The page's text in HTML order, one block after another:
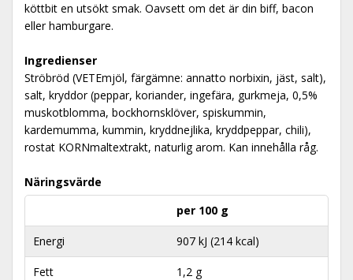
köttbit en utsökt smak. Oavsett om det är din biff, bacon
eller hamburgare.
Ingredienser
Ströbröd (VETEmjöl, färgämne: annatto norbixin, jäst, salt),
salt, kryddor (peppar, koriander, ingefära, gurkmeja, 0,5%
muskotblomma, bockhornsklöver, spiskummin,
kardemumma, kummin, kryddnejlika, kryddpeppar, chili),
rostat KORNmaltextrakt, naturlig arom. Kan innehålla råg.
Näringsvärde
per 100 g
Energi 907 kJ (214 kcal)
Fett 1,2 g